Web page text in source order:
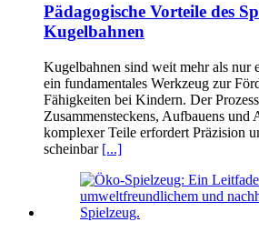
Pädagogische Vorteile des
Kugelbahnen
Kugelbahnen sind weit mehr als nur
ein fundamentales Werkzeug zur
Fähigkeiten bei Kindern. Der
Zusammensteckens, Aufbauens und
komplexer Teile erfordert Präzision
scheinbar [...]